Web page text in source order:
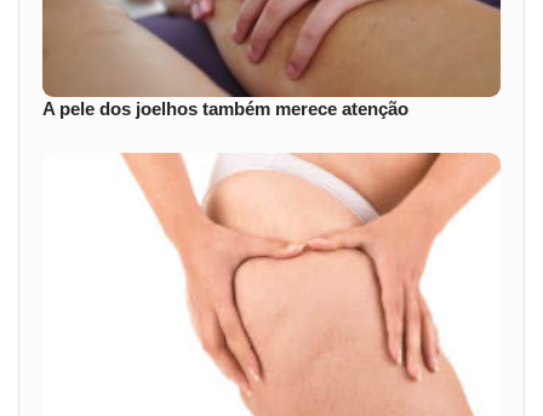
A pele dos joelhos também merece atenção